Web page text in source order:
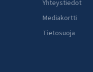
Yhteystiedot
Mediakortti
Tietosuoja